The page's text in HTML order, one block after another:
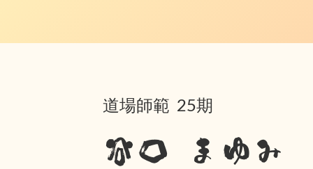
道場師範 25期
谷口 まゆみ